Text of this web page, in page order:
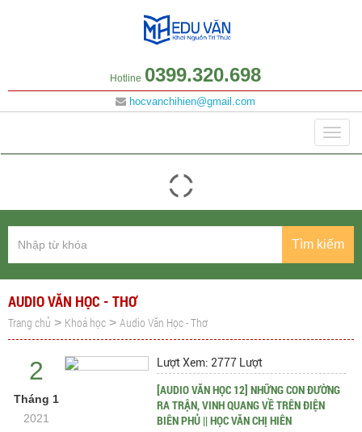
Hotline 0399.320.698
hocvanchihien@gmail.com
Tìm kiếm
AUDIO VĂN HỌC - THƠ
Trang chủ > Khoá học > Audio Văn Học - Thơ
2
Tháng 1
2021
Lượt Xem: 2777 Lượt
[AUDIO VĂN HỌC 12] NHỮNG CON ĐƯỜNG
RA TRẬN, VINH QUANG VỀ TRÊN ĐIỆN
BIÊN PHỦ || HỌC VĂN CHỊ HIÊN